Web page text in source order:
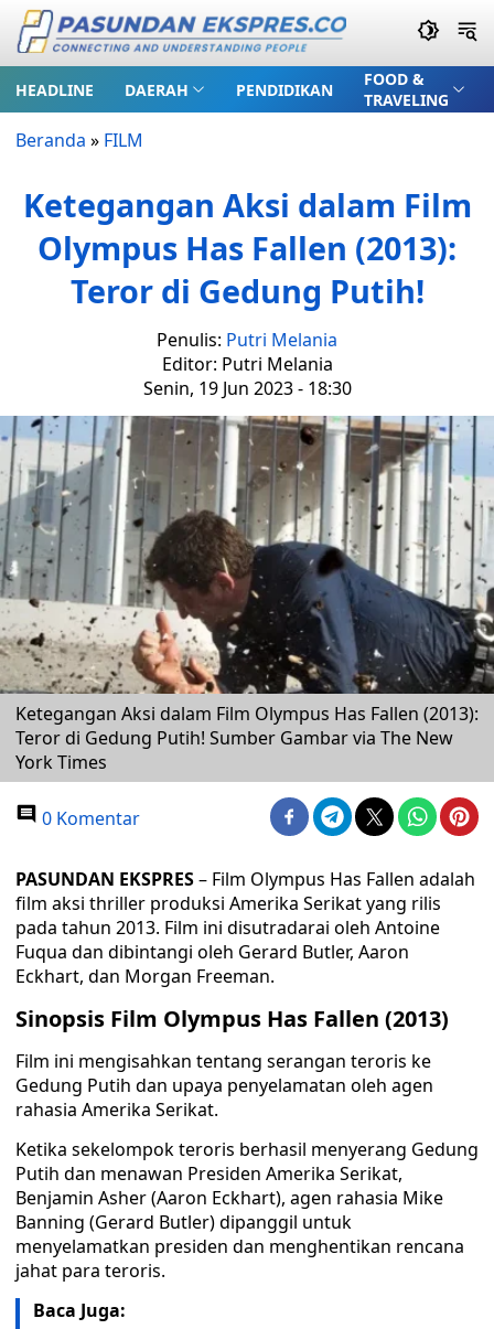
HEADLINE DAERAH PENDIDIKAN
FOOD &
TRAVELING
Beranda » FILM
Ketegangan Aksi dalam Film
Olympus Has Fallen (2013):
Teror di Gedung Putih!
Penulis: Putri Melania
Editor: Putri Melania
Senin, 19 Jun 2023 - 18:30
Ketegangan Aksi dalam Film Olympus Has Fallen (2013):
Teror di Gedung Putih! Sumber Gambar via The New
York Times
0 Komentar
PASUNDAN EKSPRES– Film Olympus Has Fallen adalah
film aksi thriller produksi Amerika Serikat yang rilis
pada tahun 2013. Film ini disutradarai oleh Antoine
Fuqua dan dibintangi oleh Gerard Butler, Aaron
Eckhart, dan Morgan Freeman.
Sinopsis Film Olympus Has Fallen (2013)
Film ini mengisahkan tentang serangan teroris ke
Gedung Putih dan upaya penyelamatan oleh agen
rahasia Amerika Serikat.
Ketika sekelompok teroris berhasil menyerang Gedung
Putih dan menawan Presiden Amerika Serikat,
Benjamin Asher (Aaron Eckhart), agen rahasia Mike
Banning (Gerard Butler) dipanggil untuk
menyelamatkan presiden dan menghentikan rencana
jahat para teroris.
Baca Juga: